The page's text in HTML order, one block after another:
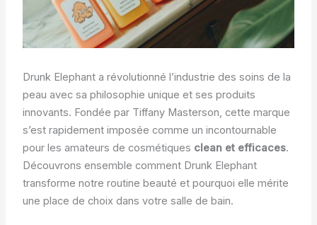
Drunk Elephant a révolutionné l’industrie des soins de la
peau avec sa philosophie unique et ses produits
innovants. Fondée par Tiffany Masterson, cette marque
s’est rapidement imposée comme un incontournable
pour les amateurs de cosmétiques clean et efficaces.
Découvrons ensemble comment Drunk Elephant
transforme notre routine beauté et pourquoi elle mérite
une place de choix dans votre salle de bain.